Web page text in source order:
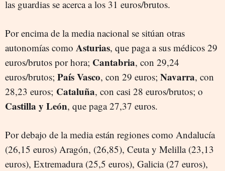
las guardias se acerca a los 31 euros/brutos.
Por encima de la media nacional se sitúan otras
autonomías como Asturias, que paga a sus médicos 29
euros/brutos por hora; Cantabria, con 29,24
euros/brutos; País Vasco, con 29 euros; Navarra, con
28,23 euros; Cataluña, con casi 28 euros/brutos; o
Castilla y León, que paga 27,37 euros.
Por debajo de la media están regiones como Andalucía
(26,15 euros) Aragón, (26,85), Ceuta y Melilla (23,13
euros), Extremadura (25,5 euros), Galicia (27 euros),